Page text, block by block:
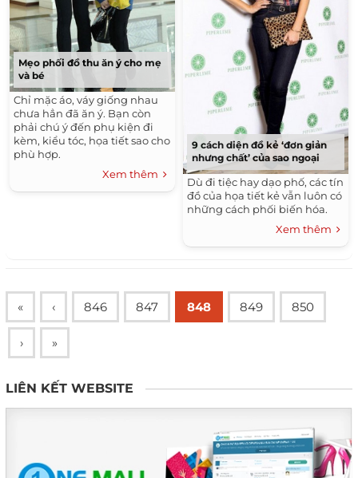
Mẹo phối đồ thu ăn ý cho mẹ
và bé
Chỉ mặc áo, váy giống nhau
chưa hẳn đã ăn ý. Bạn còn
phải chú ý đến phụ kiện đi
kèm, kiểu tóc, họa tiết sao cho
phù hợp.
Xem thêm
9 cách diện đồ kẻ ‘đơn giản
nhưng chất’ của sao ngoại
Dù đi tiệc hay dạo phố, các tín
đồ của họa tiết kẻ vẫn luôn có
những cách phối biến hóa.
Xem thêm
« ‹ 846 847 848 849 850
› »
LIÊN KẾT WEBSITE